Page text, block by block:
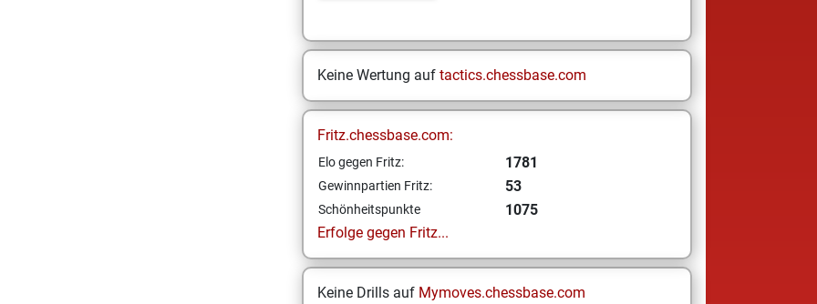
Keine Wertung auf tactics.chessbase.com
Fritz.chessbase.com:
Elo gegen Fritz: 1781
Gewinnpartien Fritz: 53
Schönheitspunkte
1075
Erfolge gegen Fritz...
Keine Drills auf Mymoves.chessbase.com